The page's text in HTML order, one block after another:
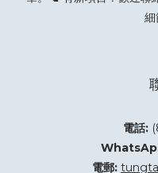
細
電話:
電郵: